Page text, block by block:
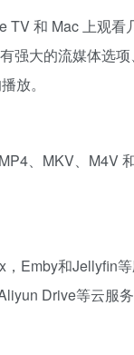
和 Mac 上观看
强大的流媒体选
放。
、MKV、
Emby和Jellyfin
Drive等云服